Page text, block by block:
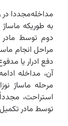
مداخله‌مجددا
دوم توسط
مراحل انجام
دفع ادرار یا
آن، مداخله
استراحت،
توسط مادر